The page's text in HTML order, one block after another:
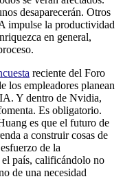
desaparecerán. Otros
impulse la productividad
en general,
reciente del Foro
los empleadores planean
Y dentro de Nvidia,
Es obligatorio.
es que el futuro de
a construir cosas de
de la
país, calificándolo no
de una necesidad